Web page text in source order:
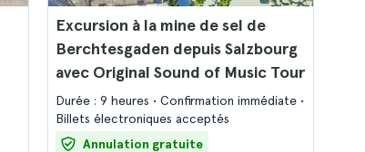
Excursion à la mine de sel de
Berchtesgaden depuis Salzbourg
avec Original Sound of Music Tour
Durée : 9 heures
Confirmation immédiate
Billets électroniques acceptés
Annulation gratuite